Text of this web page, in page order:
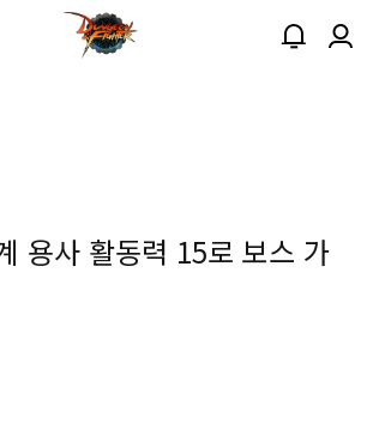
용사 활동력 15로 보스 가